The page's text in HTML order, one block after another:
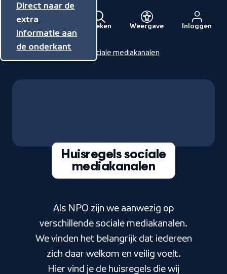
Direct naar de
inhoud
Direct naar de
hoofdnavigatie
Direct naar de
extra
informatie aan
de onderkant
Menu
Naar
de
beginpagina
Zoeken Weergave Inloggen
Home Huisregels sociale mediakanalen
Huisregels sociale
mediakanalen
Als NPO zijn we aanwezig op
verschillende sociale mediakanalen.
We vinden het belangrijk dat iedereen
zich daar welkom en veilig voelt.
Hier vind je de huisregels die wij